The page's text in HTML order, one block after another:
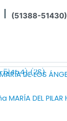
I (51388-51430)